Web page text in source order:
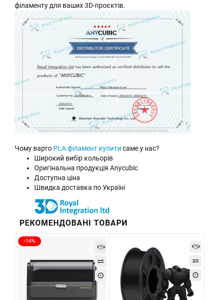
філаменту для ваших 3D-проєктів.
Чому варто PLA філамент купити саме у нас?
Широкий вибір кольорів
Оригінальна продукція Anycubic
Доступна ціна
Швидка доставка по Україні
РЕКОМЕНДОВАНІ ТОВАРИ
-14%